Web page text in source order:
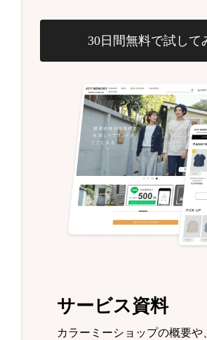
30日間無料で試して
サービス資料
カラーミーショップの概要や